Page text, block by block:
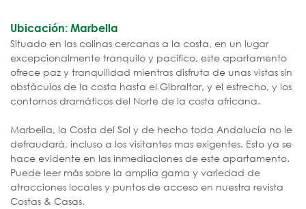
Ubicación: Marbella
Situado en las colinas cercanas a la costa, en un lugar
excepcionalmente tranquilo y pacífico, este apartamento
ofrece paz y tranquilidad mientras disfruta de unas vistas sin
obstáculos de la costa hasta el Gibraltar, y el estrecho, y los
contornos dramáticos del Norte de la costa africana.
Marbella, la Costa del Sol y de hecho toda Andalucía no le
defraudará, incluso a los visitantes mas exigentes. Esto ya se
hace evidente en las inmediaciones de este apartamento.
Puede leer más sobre la amplia gama y variedad de
atracciones locales y puntos de acceso en nuestra revista
Costas & Casas.